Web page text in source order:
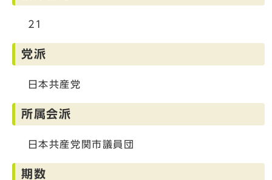
21
党派
日本共産党
所属会派
日本共産党関市議員団
期数